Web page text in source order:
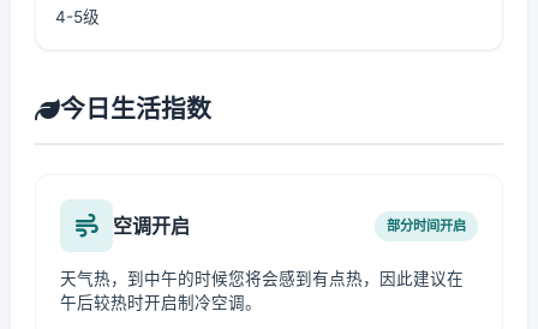
4-5级
今日生活指数
空调开启 部分时间开启
天气热，到中午的时候您将会感到有点热，因此建议在
午后较热时开启制冷空调。